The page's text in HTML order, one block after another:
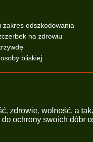
zakres odszkodowania
na zdrowiu
bliskiej
zdrowie, wolność, a
ochrony swoich dóbr